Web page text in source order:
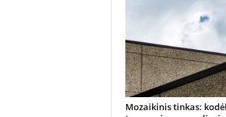
Mozaikinis tinkas: